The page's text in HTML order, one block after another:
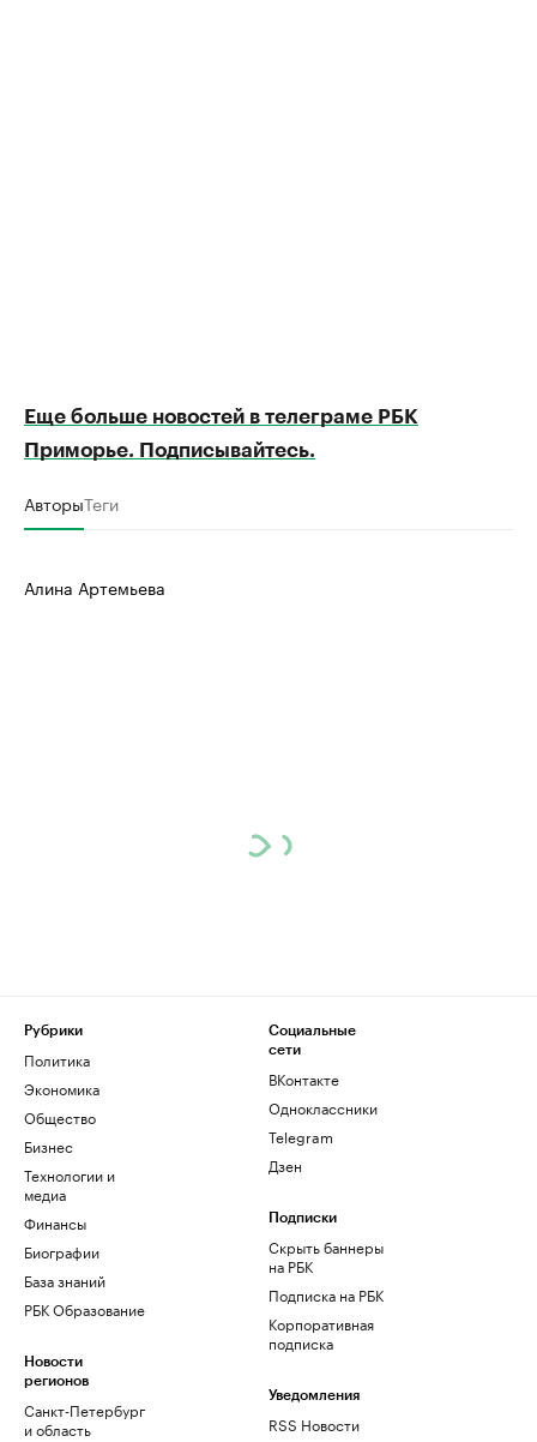
Еще больше новостей в телеграме РБК
Приморье. Подписывайтесь.
АвторыТеги
Алина Артемьева
Рубрики
Политика
Экономика
Общество
Бизнес
Технологии и
медиа
Финансы
Биографии
База знаний
РБК Образование
Новости
регионов
Санкт-Петербург
и область
Социальные
сети
ВКонтакте
Одноклассники
Telegram
Дзен
Подписки
Скрыть баннеры
на РБК
Подписка на РБК
Корпоративная
подписка
Уведомления
RSS Новости